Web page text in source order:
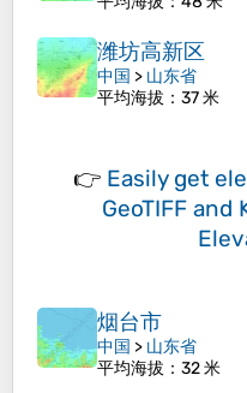
潍坊高新区
中国 > 山东省
平均海拔 ：37 米
👉 Easily get
GeoTIFF and
烟台市
中国 > 山东省
平均海拔 ：32 米